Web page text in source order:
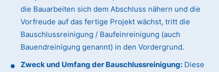
die Bauarbeiten sich dem Abschluss nähern und die
Vorfreude auf das fertige Projekt wächst, tritt die
Bauschlussreinigung / Baufeinreinigung (auch
Bauendreinigung genannt) in den Vordergrund.
Zweck und Umfang der Bauschlussreinigung: Diese